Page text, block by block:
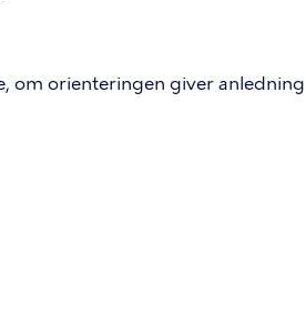
om orienteringen giver anledning